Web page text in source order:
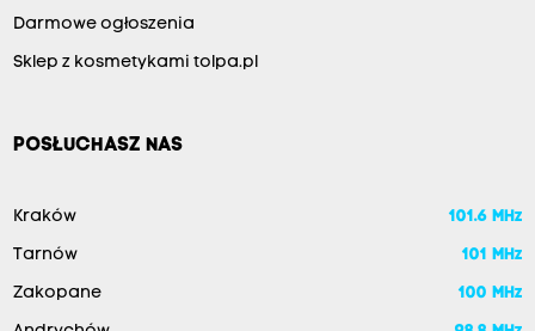
Darmowe ogłoszenia
Sklep z kosmetykami tolpa.pl
POSŁUCHASZ NAS
Kraków 101.6 MHz
Tarnów 101 MHz
Zakopane 100 MHz